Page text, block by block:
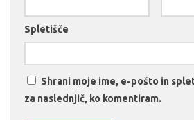
Spletišče
Shrani moje ime, e-pošto in
za naslednjič, ko komentiram.